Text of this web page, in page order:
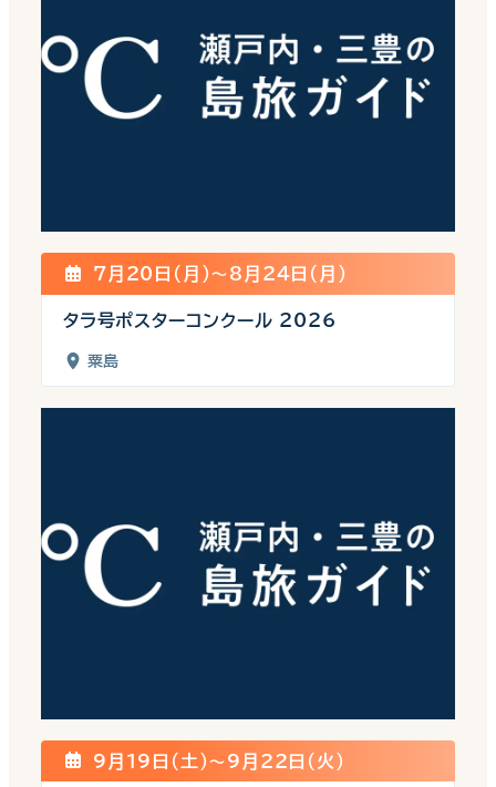
7月20日(月)〜8月24日(月)
タラ号ポスターコンクール 2026
粟島
9月19日(土)〜9月22日(火)